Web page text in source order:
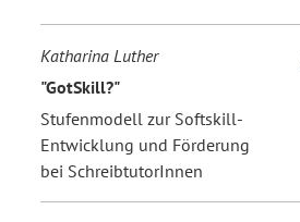
Katharina Luther
"GotSkill?"
Stufenmodell zur Softskill-
Entwicklung und Förderung
bei SchreibtutorInnen